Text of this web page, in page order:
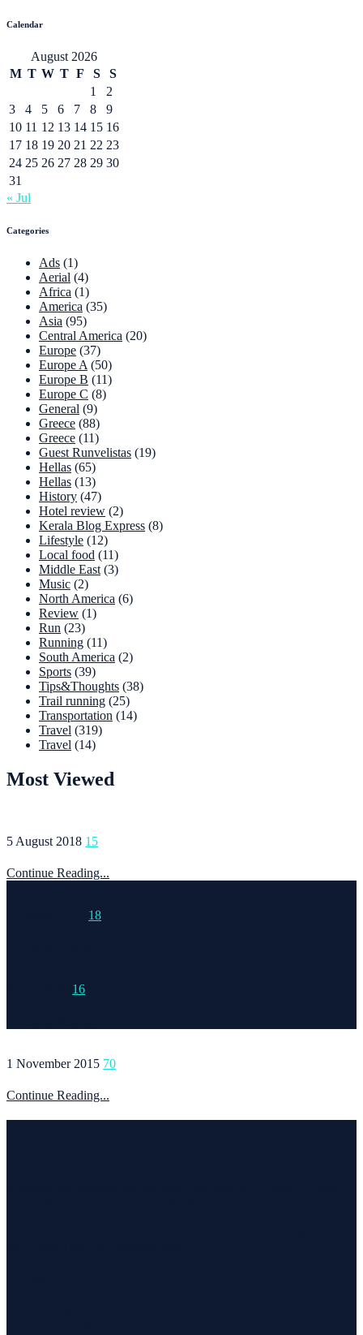
Calendar
August 2026
M T W T F S
S
1
2
3
4 5 6 7 8
9
10 11 12 13 14 15 16
17 18 19 20 21 22 23
24 25 26 27 28 29 30
31
« Jul
Categories
Ads (1)
Aerial (4)
Africa (1)
America (35)
Asia (95)
Central America (20)
Europe (37)
Europe A (50)
Europe B (11)
Europe C (8)
General (9)
Greece (88)
Greece (11)
Guest Runvelistas (19)
Hellas (65)
Hellas (13)
History (47)
Hotel review (2)
Kerala Blog Express (8)
Lifestyle (12)
Local food (11)
Middle East (3)
Music (2)
North America (6)
Review (1)
Run (23)
Running (11)
South America (2)
Sports (39)
Tips&Thoughts (38)
Trail running (25)
Transportation (14)
Travel (319)
Travel (14)
Most Viewed
5 August 2018 15
Continue Reading...
18
16
1 November 2015 70
Continue Reading...